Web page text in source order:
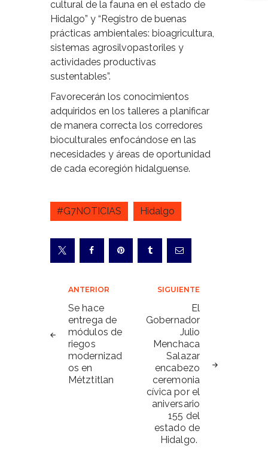
cultural de la fauna en el estado de
Hidalgo” y “Registro de buenas
prácticas ambientales: bioagricultura,
sistemas agrosilvopastoriles y
actividades productivas
sustentables”.
Favorecerán los conocimientos
adquiridos en los talleres a planificar
de manera correcta los corredores
bioculturales enfocándose en las
necesidades y áreas de oportunidad
de cada ecoregión hidalguense.
#G7NOTICIAS Hidalgo
Navegación
de
entradas
ANTERIOR
Se hace
entrega de
módulos de
riegos
modernizad
os en
Métztitlan
SIGUIENTE
El
Gobernador
Julio
Menchaca
Salazar
encabezo
ceremonia
cívica por el
aniversario
155 del
estado de
Hidalgo.